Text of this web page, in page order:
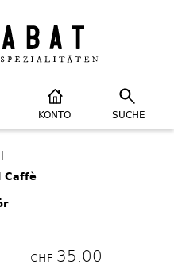
KONTO SUCHE
Caffè
CHF 35.00